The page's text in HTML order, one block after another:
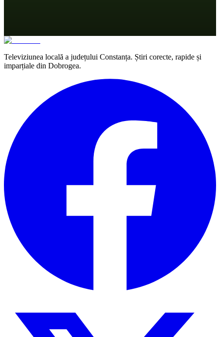
Televiziunea locală a județului Constanța. Știri corecte, rapide și
imparțiale din Dobrogea.